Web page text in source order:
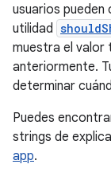
usuarios
utilidad
muestra el valor
anteriormente.
determinar
Puedes
strings de
app.